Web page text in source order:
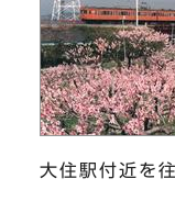
大住駅付近を